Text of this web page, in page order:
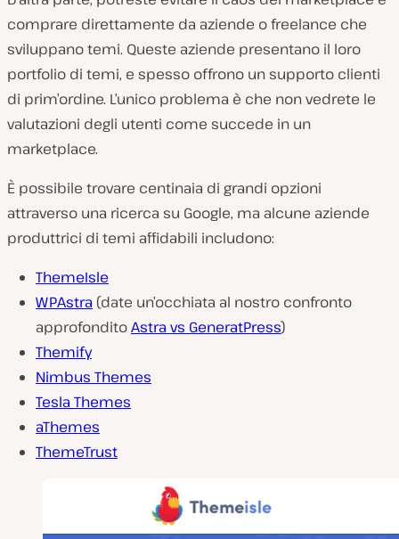
comprare direttamente da aziende o freelance che
sviluppano temi. Queste aziende presentano il loro
portfolio di temi, e spesso offrono un supporto clienti
di prim’ordine. L’unico problema è che non vedrete le
valutazioni degli utenti come succede in un
marketplace.
È possibile trovare centinaia di grandi opzioni
attraverso una ricerca su Google, ma alcune aziende
produttrici di temi affidabili includono:
ThemeIsle
WPAstra (date un’occhiata al nostro confronto
approfonditoAstra vs GeneratPress)
Themify
Nimbus Themes
Tesla Themes
aThemes
ThemeTrust